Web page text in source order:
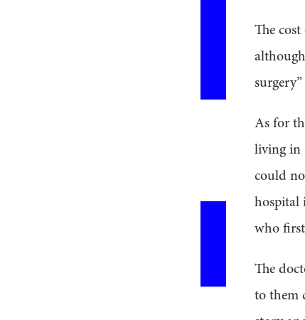
The
As for
living in
could
hospital
who
The
to them